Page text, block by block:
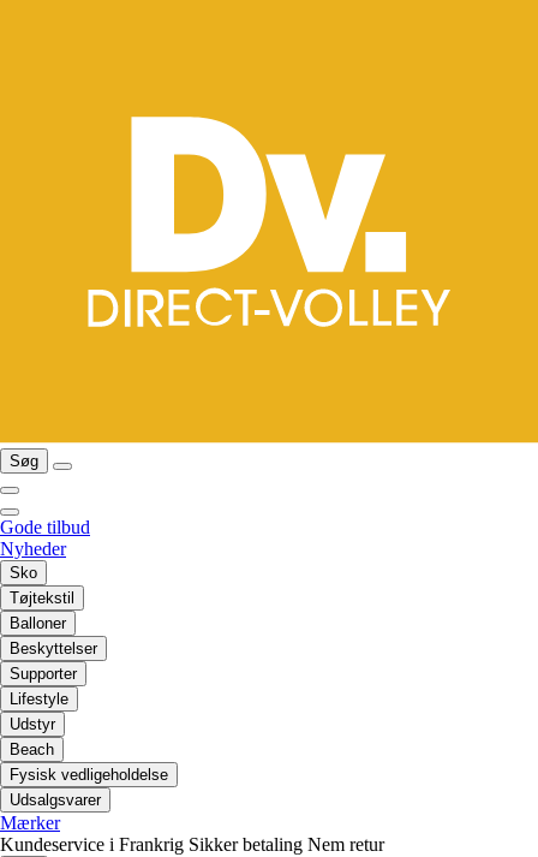
Søg
Gode tilbud
Nyheder
Sko
Tøjtekstil
Balloner
Beskyttelser
Supporter
Lifestyle
Udstyr
Beach
Fysisk vedligeholdelse
Udsalgsvarer
Mærker
Kundeservice i Frankrig Sikker betaling Nem retur